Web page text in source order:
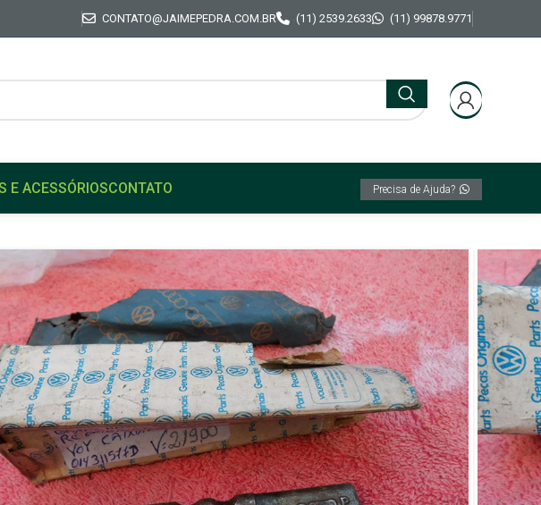
CONTATO@JAIMEPEDRA.COM.BR (11) 2539.2633 (11) 99878.9771
E ACESSÓRIOSCONTATO Precisa de Ajuda?
VW
GOL
Haste Deslizante cambio da ré Original caixa longa VW Gol Voyage
Parati Passat
Haste Deslizante cambio da
caixa longa VW Gol
Saveiro Parati Passat